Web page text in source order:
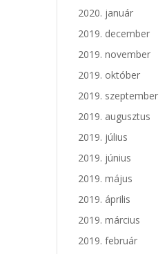
2020. január
2019. december
2019. november
2019. október
2019. szeptember
2019. augusztus
2019. július
2019. június
2019. május
2019. április
2019. március
2019. február